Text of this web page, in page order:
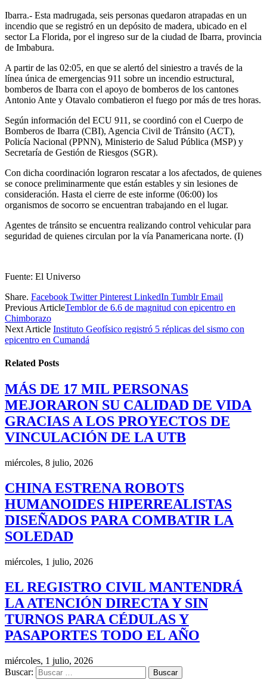
Ibarra.- Esta madrugada, seis personas quedaron atrapadas en un
incendio que se registró en un depósito de madera, ubicado en el
sector La Florida, por el ingreso sur de la ciudad de Ibarra, provincia
de Imbabura.
A partir de las 02:05, en que se alertó del siniestro a través de la
línea única de emergencias 911 sobre un incendio estructural,
bomberos de Ibarra con el apoyo de bomberos de los cantones
Antonio Ante y Otavalo combatieron el fuego por más de tres horas.
Según información del ECU 911, se coordinó con el Cuerpo de
Bomberos de Ibarra (CBI), Agencia Civil de Tránsito (ACT),
Policía Nacional (PPNN), Ministerio de Salud Pública (MSP) y
Secretaría de Gestión de Riesgos (SGR).
Con dicha coordinación lograron rescatar a los afectados, de quienes
se conoce preliminarmente que están estables y sin lesiones de
consideración. Hasta el cierre de este informe (06:00) los
organismos de socorro se encuentran trabajando en el lugar.
Agentes de tránsito se encuentra realizando control vehicular para
seguridad de quienes circulan por la vía Panamericana norte. (I)
Fuente: El Universo
Share. Facebook Twitter Pinterest LinkedIn Tumblr Email
Previous ArticleTemblor de 6.6 de magnitud con epicentro en
Chimborazo
Next Article Instituto Geofísico registró 5 réplicas del sismo con
epicentro en Cumandá
Related Posts
MÁS DE 17 MIL PERSONAS
MEJORARON SU CALIDAD DE VIDA
GRACIAS A LOS PROYECTOS DE
VINCULACIÓN DE LA UTB
miércoles, 8 julio, 2026
CHINA ESTRENA ROBOTS
HUMANOIDES HIPERREALISTAS
DISEÑADOS PARA COMBATIR LA
SOLEDAD
miércoles, 1 julio, 2026
EL REGISTRO CIVIL MANTENDRÁ
LA ATENCIÓN DIRECTA Y SIN
TURNOS PARA CÉDULAS Y
PASAPORTES TODO EL AÑO
miércoles, 1 julio, 2026
Buscar: